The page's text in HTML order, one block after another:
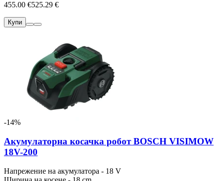
455.00 €525.29 €
Купи
-14%
Акумулаторна косачка робот BOSCH VISIMOW
18V-200
Напрежение на акумулатора - 18 V